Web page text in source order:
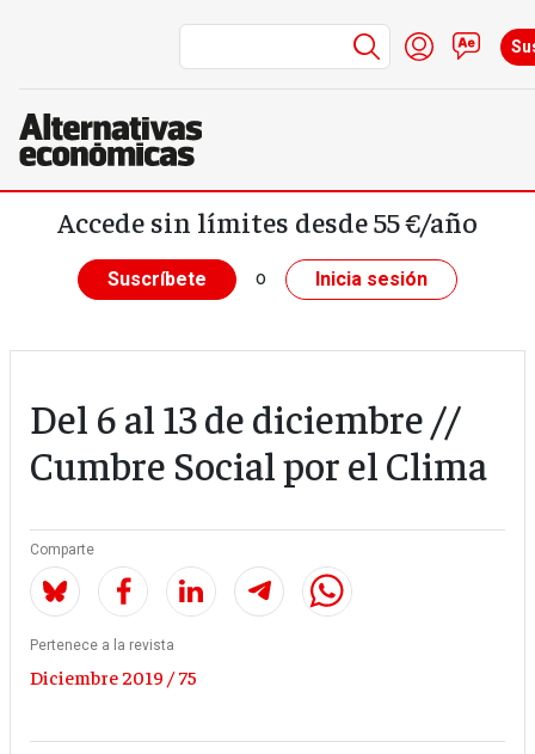
Pasar al contenido principal
Menú de
Iniciar
Accede sin límites desde 55 €/año
Suscríbete o Inicia sesión
Del 6 al 13 de diciembre //
Cumbre Social por el Clima
Comparte
Pertenece a la revista
Diciembre 2019 / 75